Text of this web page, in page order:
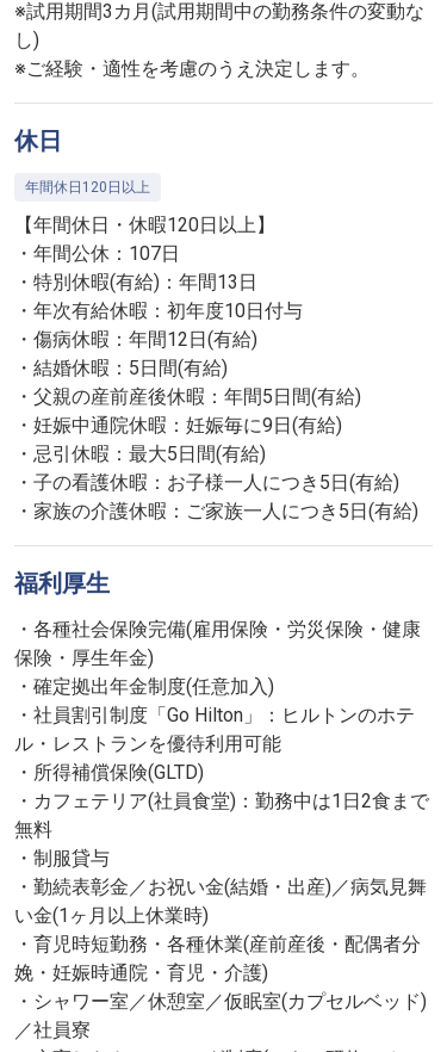
※試用期間3カ月(試用期間中の勤務条件の変動な
し)
※ご経験・適性を考慮のうえ決定します。
休日
年間休日120日以上
【年間休日・休暇120日以上】
・年間公休：107日
・特別休暇(有給)：年間13日
・年次有給休暇：初年度10日付与
・傷病休暇：年間12日(有給)
・結婚休暇：5日間(有給)
・父親の産前産後休暇：年間5日間(有給)
・妊娠中通院休暇：妊娠毎に9日(有給)
・忌引休暇：最大5日間(有給)
・子の看護休暇：お子様一人につき5日(有給)
・家族の介護休暇：ご家族一人につき5日(有給)
福利厚生
・各種社会保険完備(雇用保険・労災保険・健康
保険・厚生年金)
・確定拠出年金制度(任意加入)
・社員割引制度「Go Hilton」：ヒルトンのホテ
ル・レストランを優待利用可能
・所得補償保険(GLTD)
・カフェテリア(社員食堂)：勤務中は1日2食まで
無料
・制服貸与
・勤続表彰金／お祝い金(結婚・出産)／病気見舞
い金(1ヶ月以上休業時)
・育児時短勤務・各種休業(産前産後・配偶者分
娩・妊娠時通院・育児・介護)
・シャワー室／休憩室／仮眠室(カプセルベッド)
／社員寮